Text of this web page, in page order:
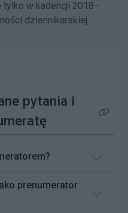
tylko w kadencji 2018–
dziennikarskiej.
pytania i
Kliknij
prenumerator